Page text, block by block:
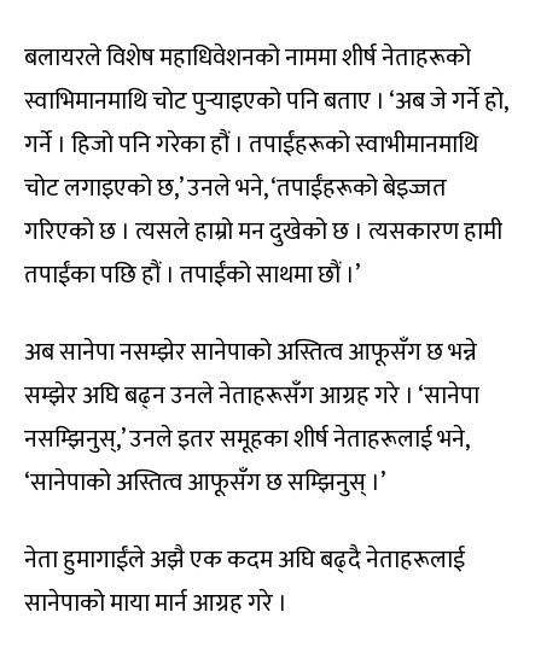
बलायरले विशेष महाधिवेशनको नाममा शीर्ष नेताहरूको
स्वाभिमानमाथि चोट पुर्‍याइएको पनि बताए । ‘अब जे गर्ने हो,
गर्ने । हिजो पनि गरेका हौं । तपाईंहरूको स्वाभीमानमाथि
चोट लगाइएको छ,’ उनले भने, ‘तपाईंहरूको बेइज्जत
गरिएको छ । त्यसले हाम्रो मन दुखेको छ । त्यसकारण हामी
तपाईंका पछि हौं । तपाईंको साथमा छौं ।’
अब सानेपा नसम्झेर सानेपाको अस्तित्व आफूसँग छ भन्ने
सम्झेर अघि बढ्न उनले नेताहरूसँग आग्रह गरे । ‘सानेपा
नसम्झिनुस्,’ उनले इतर समूहका शीर्ष नेताहरूलाई भने,
‘सानेपाको अस्तित्व आफूसँग छ सम्झिनुस् ।’
नेता हुमागाईंले अझै एक कदम अघि बढ्दै नेताहरूलाई
सानेपाको माया मार्न आग्रह गरे ।